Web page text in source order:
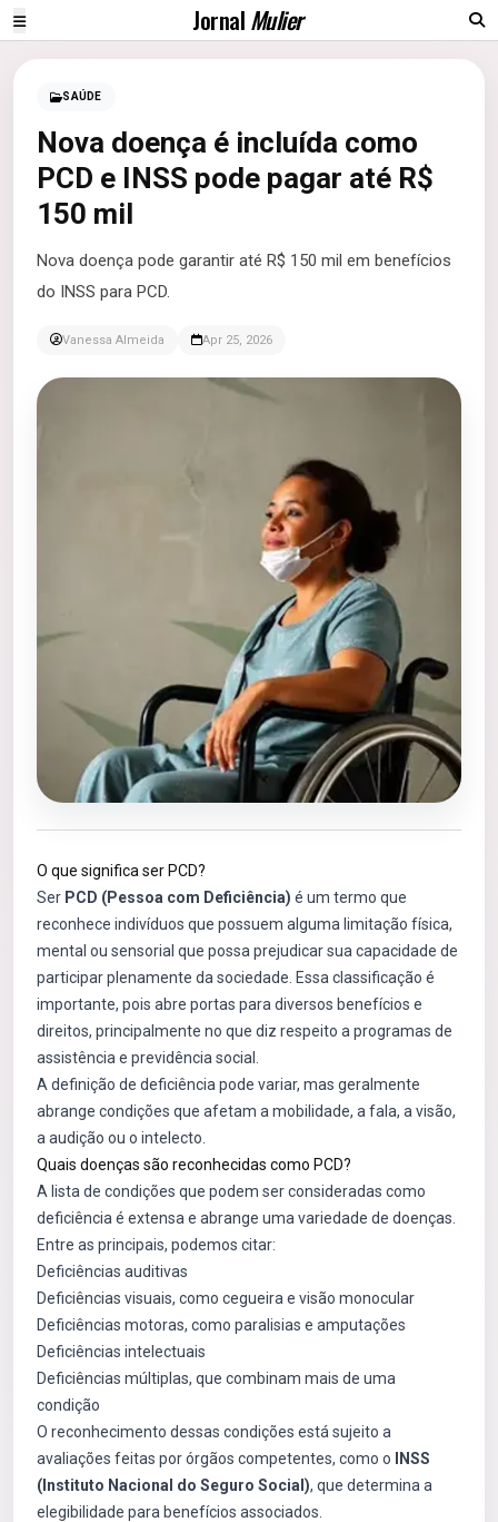
JornalMulier
SAÚDE
Nova doença é incluída como
PCD e INSS pode pagar até R$
150 mil
Nova doença pode garantir até R$ 150 mil em benefícios
do INSS para PCD.
Vanessa Almeida Apr 25, 2026
O que significa ser PCD?
Ser PCD (Pessoa com Deficiência) é um termo que
reconhece indivíduos que possuem alguma limitação física,
mental ou sensorial que possa prejudicar sua capacidade de
participar plenamente da sociedade. Essa classificação é
importante, pois abre portas para diversos benefícios e
direitos, principalmente no que diz respeito a programas de
assistência e previdência social.
A definição de deficiência pode variar, mas geralmente
abrange condições que afetam a mobilidade, a fala, a visão,
a audição ou o intelecto.
Quais doenças são reconhecidas como PCD?
A lista de condições que podem ser consideradas como
deficiência é extensa e abrange uma variedade de doenças.
Entre as principais, podemos citar:
Deficiências auditivas
Deficiências visuais, como cegueira e visão monocular
Deficiências motoras, como paralisias e amputações
Deficiências intelectuais
Deficiências múltiplas, que combinam mais de uma
condição
O reconhecimento dessas condições está sujeito a
avaliações feitas por órgãos competentes, como o
INSS
(Instituto Nacional do Seguro Social), que determina a
elegibilidade para benefícios associados.